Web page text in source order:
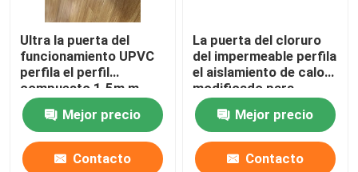
Ultra la puerta del
funcionamiento UPVC
perfila el perfil
compuesto 1.5m m -
3m m de la puerta del
vinilo
Mejor precio
Contacto
La puerta del cloruro
del impermeable perfila
el aislamiento de calor
modificado para
requisitos particulares
Mejor precio
Contacto